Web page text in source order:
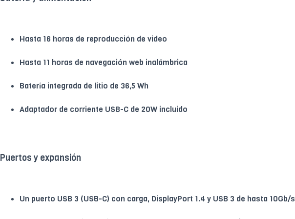
Hasta 16 horas de reproducción de video
Hasta 11 horas de navegación web inalámbrica
Batería integrada de litio de 36,5 Wh
Adaptador de corriente USB-C de 20W incluido
Puertos y expansión
Un puerto USB 3 (USB-C) con carga, DisplayPort 1.4 y USB 3 de hasta 10Gb/s